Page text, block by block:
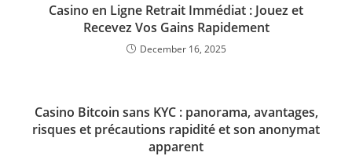
Casino en Ligne Retrait Immédiat : Jouez et
Recevez Vos Gains Rapidement
December 16, 2025
Casino Bitcoin sans KYC : panorama, avantages,
risques et précautions rapidité et son anonymat
apparent